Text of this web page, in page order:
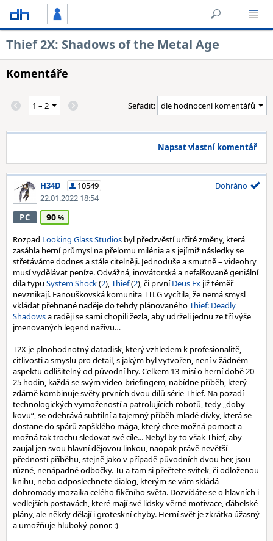
Thief 2X: Shadows of the Metal Age
Komentáře
Seřadit:
Napsat vlastní komentář
H34D
10549
22.01.2022 18:54
Dohráno
PC 90
Rozpad Looking Glass Studios byl předzvěstí určité změny, která
zasáhla herní průmysl na přelomu milénia a s jejímiž následky se
střetáváme dodnes a stále citelněji. Jednoduše a smutně – videohry
musí vydělávat peníze. Odvážná, inovátorská a nefalšovaně geniální
díla typu System Shock(2),Thief(2), či prvníDeus Ex již téměř
nevznikají. Fanouškovská komunita TTLG vycítila, že nemá smysl
vkládat přehnané naděje do tehdy plánovanéhoThief: Deadly
Shadowsa raději se sami chopili žezla, aby udrželi jednu ze tří výše
jmenovaných legend naživu…
T2X je plnohodnotný datadisk, který vzhledem k profesionalitě,
citlivosti a smyslu pro detail, s jakým byl vytvořen, není v žádném
aspektu odlišitelný od původní hry. Celkem 13 misí o herní době 20-
25 hodin, každá se svým video-briefingem, nabídne příběh, který
zdárně kombinuje světy prvních dvou dílů série Thief. Na pozadí
technologických vymožeností a patrolujících robotů, tedy „doby
kovu“, se odehrává subtilní a tajemný příběh mladé dívky, která se
dostane do spárů zapšklého mága, který chce možná pomoct a
možná tak trochu sledovat své cíle... Nebyl by to však Thief, aby
zaujal jen svou hlavní dějovou linkou, naopak právě nevětší
přednosti příběhu, stejně jako v případě původních dvou her, jsou
různé, nenápadné odbočky. Tu a tam si přečtete svitek, či odloženou
knihu, nebo odposlechnete dialog, kterým se vám skládá
dohromady mozaika celého fikčního světa. Dozvídáte se o hlavních i
vedlejších postavách, které mají své lidsky věrné motivace, ďábelské
plány, ale někdy dělají i groteskní chyby. Herní svět je zkrátka úžasný
a umožňuje hluboký ponor. :)